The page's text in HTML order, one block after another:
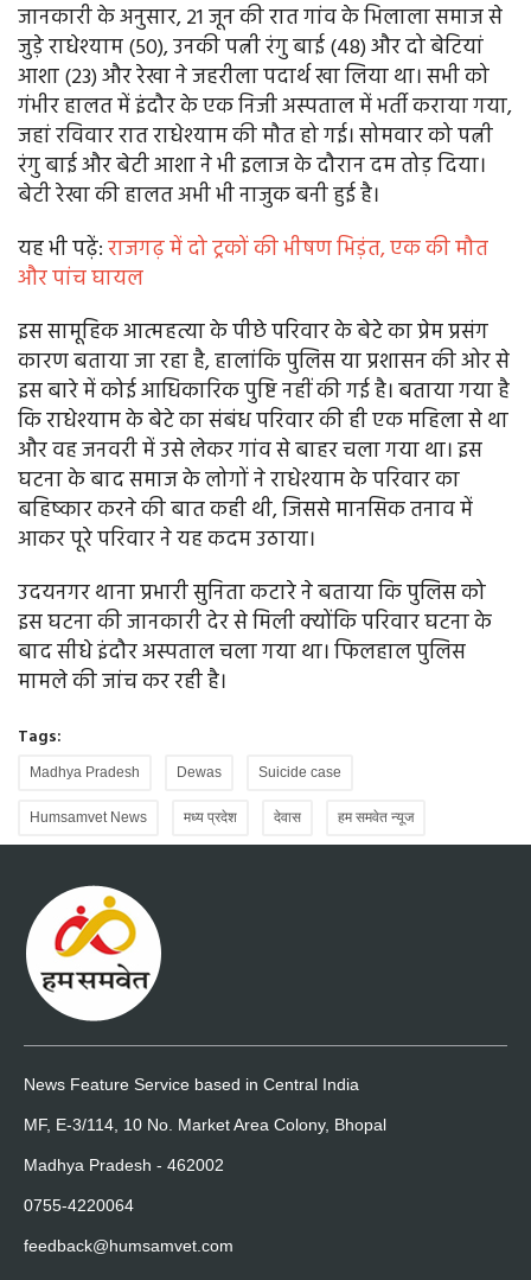
जानकारी के अनुसार, 21 जून की रात गांव के भिलाला समाज से
जुड़े राधेश्याम (50), उनकी पत्नी रंगु बाई (48) और दो बेटियां
आशा (23) और रेखा ने जहरीला पदार्थ खा लिया था। सभी को
गंभीर हालत में इंदौर के एक निजी अस्पताल में भर्ती कराया गया,
जहां रविवार रात राधेश्याम की मौत हो गई। सोमवार को पत्नी
रंगु बाई और बेटी आशा ने भी इलाज के दौरान दम तोड़ दिया।
बेटी रेखा की हालत अभी भी नाजुक बनी हुई है।
यह भी पढ़ें:राजगढ़ में दो ट्रकों की भीषण भिड़ंत, एक की मौत
और पांच घायल
इस सामूहिक आत्महत्या के पीछे परिवार के बेटे का प्रेम प्रसंग
कारण बताया जा रहा है, हालांकि पुलिस या प्रशासन की ओर से
इस बारे में कोई आधिकारिक पुष्टि नहीं की गई है। बताया गया है
कि राधेश्याम के बेटे का संबंध परिवार की ही एक महिला से था
और वह जनवरी में उसे लेकर गांव से बाहर चला गया था। इस
घटना के बाद समाज के लोगों ने राधेश्याम के परिवार का
बहिष्कार करने की बात कही थी, जिससे मानसिक तनाव में
आकर पूरे परिवार ने यह कदम उठाया।
उदयनगर थाना प्रभारी सुनिता कटारे ने बताया कि पुलिस को
इस घटना की जानकारी देर से मिली क्योंकि परिवार घटना के
बाद सीधे इंदौर अस्पताल चला गया था। फिलहाल पुलिस
मामले की जांच कर रही है।
Tags:
Madhya Pradesh Dewas Suicide case
Humsamvet News मध्य प्रदेश देवास हम समवेत न्यूज
News Feature Service based in Central India
MF, E-3/114, 10 No. Market Area Colony, Bhopal
Madhya Pradesh - 462002
0755-4220064
feedback@humsamvet.com